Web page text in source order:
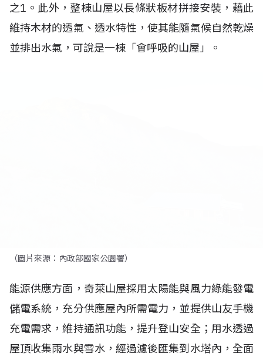
之1。此外，整棟山屋以長條狀板材拼接安裝，藉此
維持木材的透氣、透水特性，使其能隨氣候自然乾燥
並排出水氣，可說是一棟「會呼吸的山屋」。
（圖片來源：內政部國家公園署）
能源供應方面，奇萊山屋採用太陽能與風力綠能發電
儲電系統，充分供應屋內所需電力，並提供山友手機
充電需求，維持通訊功能，提升登山安全；用水透過
屋頂收集雨水與雪水，經過濾後匯集到水塔內，全面